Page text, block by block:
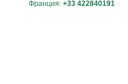
Франция: +33 422840191